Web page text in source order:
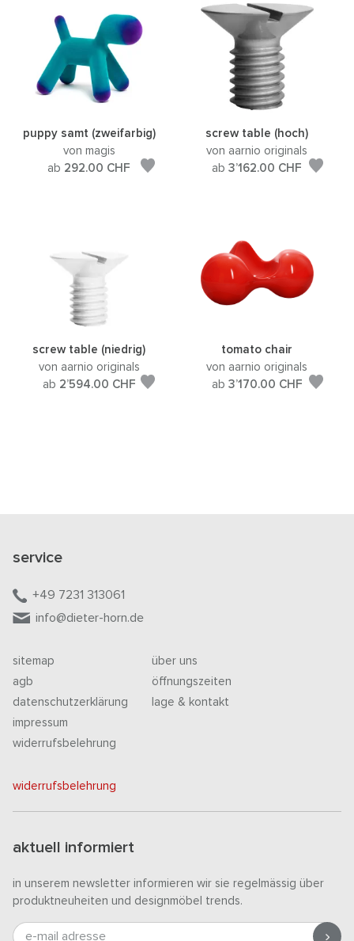
puppy samt (zweifarbig)
von magis
ab 292.00 CHF
screw table (hoch)
von aarnio originals
ab3’162.00 CHF
screw table (niedrig)
von aarnio originals
ab 2’594.00 CHF
tomato chair
von aarnio originals
ab 3’170.00 CHF
service
+49 7231 313061
info@dieter-horn.de
sitemap
agb
datenschutzerklärung
impressum
widerrufsbelehrung
über uns
öffnungszeiten
lage & kontakt
widerrufsbelehrung
aktuell informiert
in unserem newsletter informieren wir sie regelmässig über
produktneuheiten und designmöbel trends.
e-mail adresse